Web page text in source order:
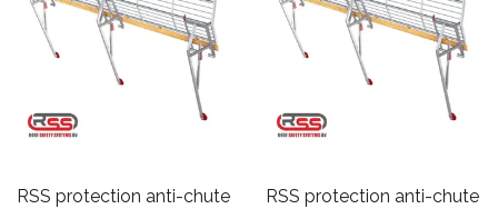
RSS protection anti-chute
RSS protection anti-chute